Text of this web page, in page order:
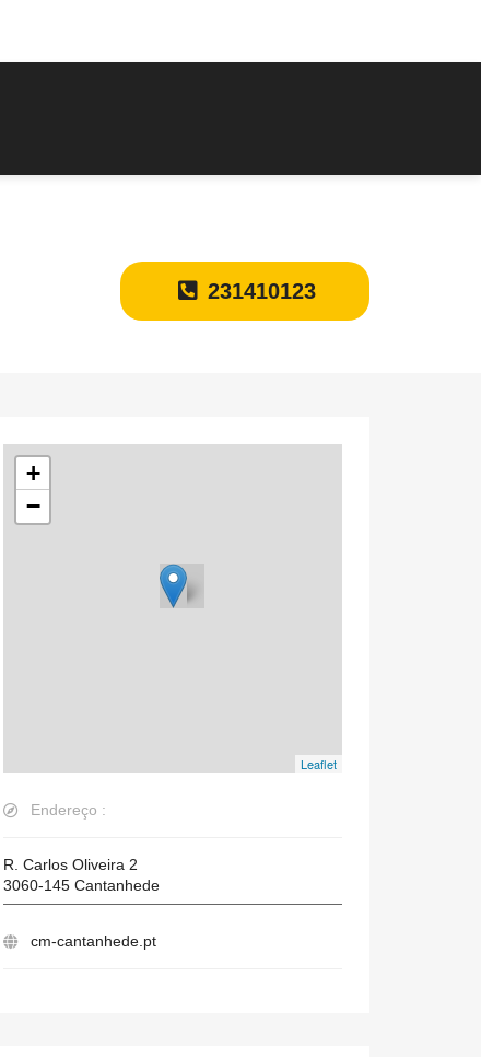
231410123
+
−
Leaflet
Endereço :
R. Carlos Oliveira 2
3060-145 Cantanhede
cm-cantanhede.pt